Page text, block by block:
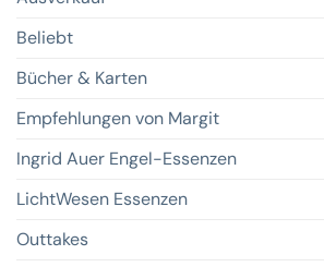
Beliebt
Bücher & Karten
Empfehlungen von Margit
Ingrid Auer Engel-Essenzen
LichtWesen Essenzen
Outtakes